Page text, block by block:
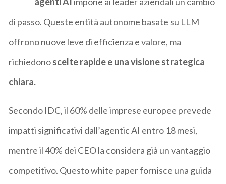
di passo. Queste entità autonome basate su LLM
offrono nuove leve di efficienza e valore, ma
richiedonoscelte rapide e una visione strategica
chiara.
Secondo IDC, il 60% delle imprese europee prevede
impatti significativi dall’agentic AI entro 18 mesi,
mentre il 40% dei CEO la considera già un vantaggio
competitivo. Questo white paper fornisce una guida